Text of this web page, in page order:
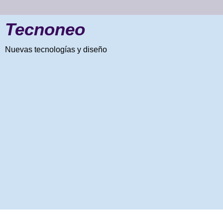
Tecnoneo
Nuevas tecnologías y diseño